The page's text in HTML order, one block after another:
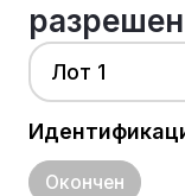
Лот 1
Окончен